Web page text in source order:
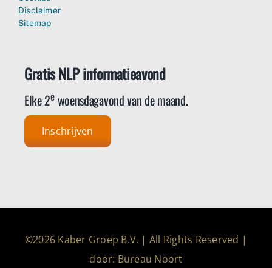
Disclaimer
Sitemap
Gratis NLP informatieavond
Elke 2ewoensdagavond van de maand.
Inschrijven
©2026 Kaber Groep B.V. | All Rights Reserved |
door: Bureau Noort